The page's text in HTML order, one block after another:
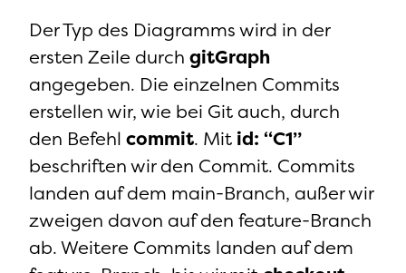
Der Typ des Diagramms wird in der
ersten Zeile durch gitGraph
angegeben. Die einzelnen Commits
erstellen wir, wie bei Git auch, durch
den Befehl commit. Mit id: “C1”
beschriften wir den Commit. Commits
landen auf dem main-Branch, außer wir
zweigen davon auf den feature-Branch
ab. Weitere Commits landen auf dem